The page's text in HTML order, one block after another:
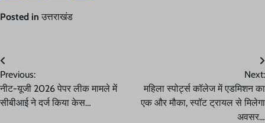
Posted in उत्तराखंड
Post
navigation
Previous:
नीट-यूजी 2026 पेपर लीक मामले में
सीबीआई ने दर्ज किया केस…
Next:
महिला स्पोर्ट्स कॉलेज में एडमिशन का
एक और मौका, स्पॉट ट्रायल से मिलेगा
अवसर…